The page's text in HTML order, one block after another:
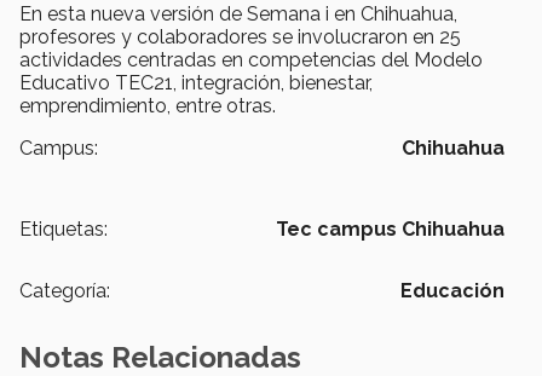
En esta nueva versión de Semana i en Chihuahua,
profesores y colaboradores se involucraron en 25
actividades centradas en competencias del Modelo
Educativo TEC21, integración, bienestar,
emprendimiento, entre otras.
Campus:
Chihuahua
Etiquetas: Tec campus Chihuahua
Categoría: Educación
Notas Relacionadas